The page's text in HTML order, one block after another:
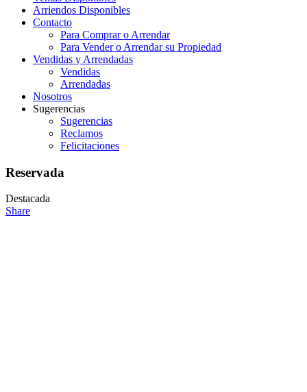
Arriendos Disponibles
Contacto
Para Comprar o Arrendar
Para Vender o Arrendar su Propiedad
Vendidas y Arrendadas
Vendidas
Arrendadas
Nosotros
Sugerencias
Sugerencias
Reclamos
Felicitaciones
Reservada
Destacada
Share